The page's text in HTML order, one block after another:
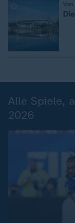
Alle Spiele,
2026